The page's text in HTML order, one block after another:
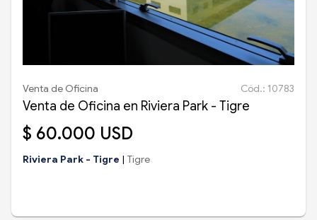
Venta de Oficina Cód.: 10783
Venta de Oficina en Riviera Park - Tigre
$ 60.000 USD
Riviera Park - Tigre | Tigre